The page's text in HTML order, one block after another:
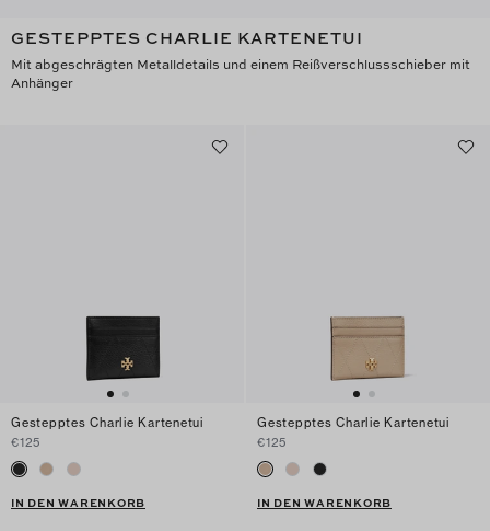
GESTEPPTES CHARLIE KARTENETUI
Mit abgeschrägten Metalldetails und einem Reißverschlussschieber mit
Anhänger
Gestepptes Charlie Kartenetui
€125
IN DEN WARENKORB
Gestepptes Charlie Kartenetui
€125
IN DEN WARENKORB